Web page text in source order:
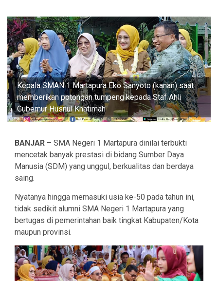
Kepala SMAN 1 Martapura Eko Sanyoto (kanan) saat
memberikan potongan tumpeng kepada Staf Ahli
Gubernur Husnul Khatimah
BANJAR – SMA Negeri 1 Martapura dinilai terbukti
mencetak banyak prestasi di bidang Sumber Daya
Manusia (SDM) yang unggul, berkualitas dan berdaya
saing.
Nyatanya hingga memasuki usia ke-50 pada tahun ini,
tidak sedikit alumni SMA Negeri 1 Martapura yang
bertugas di pemerintahan baik tingkat Kabupaten/Kota
maupun provinsi.